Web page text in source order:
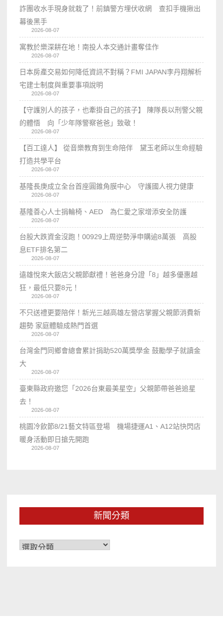
詐團收水手現身就栽了！前鎮警方埋伏收網 查扣手機揪出
幕後黑手
2026-08-07
寓教於樂深耕在地！南投人本交通計畫奪佳作
2026-08-07
日本房產交易如何降低資訊不對稱？FMI JAPAN李丹翔解析
宅建士制度與重要事項說明
2026-08-07
【守護別人的孩子，也牽掛自己的孩子】 陳隊長以刑警父親
的體悟 向「少年隊警察爸爸」致敬！
2026-08-07
【百工達人】 從音樂教育到生命陪伴 黛玉老師以生命經驗
打造共學平台
2026-08-07
基隆長庚成立全台首座圓錐角膜中心 守護國人視力健康
2026-08-07
基隆善心人士捐輪椅、AED 為仁愛之家增添安全防護
2026-08-07
台股大跌資金沒跑！00929上周逆勢淨申購逾8萬張 高股
息ETF排名第二
2026-08-07
遠雄悅來大飯店父親節獻禮！爸爸身分證「8」越多優惠越
狂，最低只要8元！
2026-08-07
不只送禮更要陪伴！新光三越高雄左營店掌握父親節消費新
趨勢 家庭體驗成熱門首選
2026-08-07
台灣金門同鄉會總會累計捐助520萬獎學金 鼓勵學子就讀金
大
2026-08-07
臺東縣政府邀您「2026台東最美星空」父親節帶爸爸追星
去！
2026-08-07
桃園冷飲節8/21藝文特區登場 機場捷運A1、A12站快閃店
暖身活動即日搶先開跑
2026-08-07
新聞分類
新